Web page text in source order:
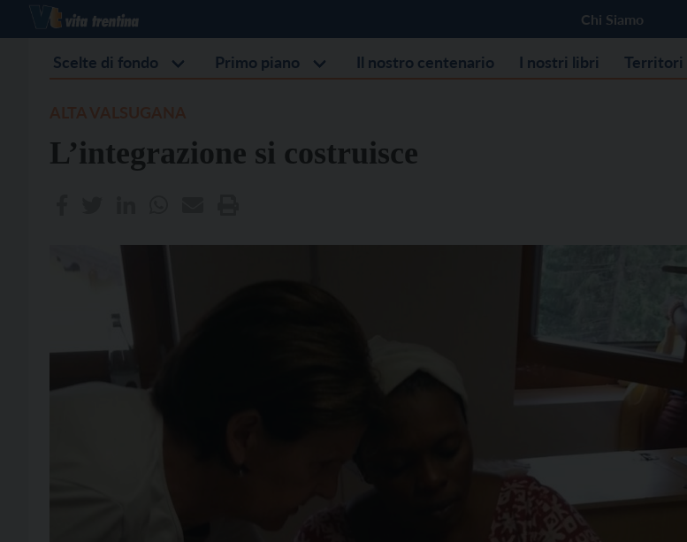
Chi Siamo
Scelte di fondo Primo piano Il nostro centenario I nostri libri Territori
L’integrazione si costruisce